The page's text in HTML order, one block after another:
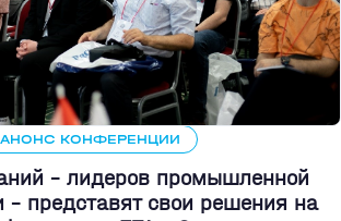
АНОНС КОНФЕРЕНЦИИ
- лидеров промышленной
- представят свои решения на